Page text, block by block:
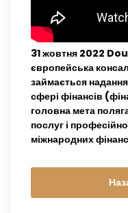
31 жовтня 2022
європейська
займається
сфері фінансів
головна мета
послуг і
міжнародних